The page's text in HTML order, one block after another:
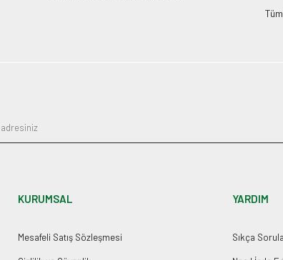
KURUMSAL
Mesafeli Satış Sözleşmesi
YARDIM
Sıkça